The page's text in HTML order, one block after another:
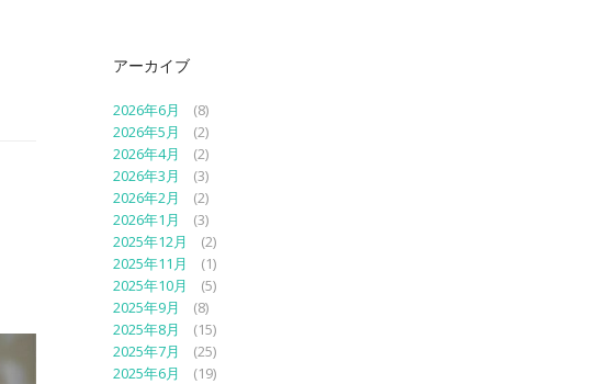
アーカイブ
2026年6月
(8)
2026年5月
(2)
2026年4月
(2)
2026年3月
(3)
2026年2月
(2)
2026年1月
(3)
2025年12月
(2)
2025年11月
(1)
2025年10月
(5)
2025年9月
(8)
2025年8月
(15)
2025年7月
(25)
2025年6月
(19)